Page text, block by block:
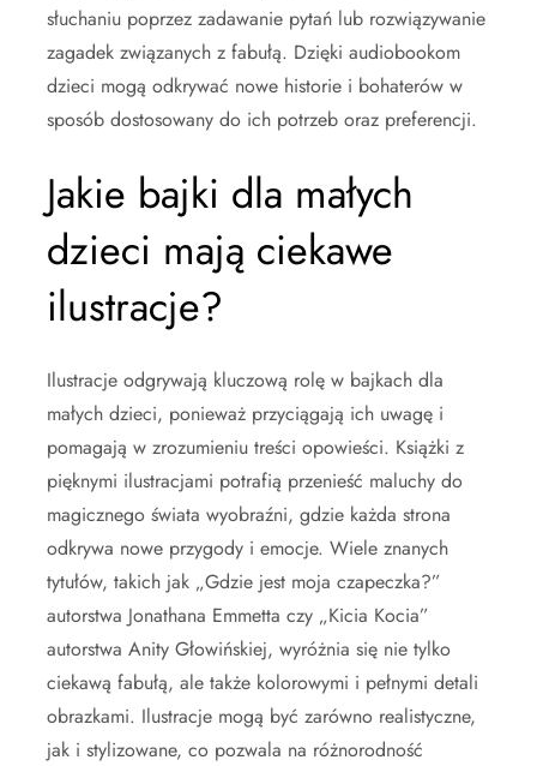
słuchaniu poprzez zadawanie pytań lub rozwiązywanie
zagadek związanych z fabułą. Dzięki audiobookom
dzieci mogą odkrywać nowe historie i bohaterów w
sposób dostosowany do ich potrzeb oraz preferencji.
Jakie bajki dla małych
dzieci mają ciekawe
ilustracje?
Ilustracje odgrywają kluczową rolę w bajkach dla
małych dzieci, ponieważ przyciągają ich uwagę i
pomagają w zrozumieniu treści opowieści. Książki z
pięknymi ilustracjami potrafią przenieść maluchy do
magicznego świata wyobraźni, gdzie każda strona
odkrywa nowe przygody i emocje. Wiele znanych
tytułów, takich jak „Gdzie jest moja czapeczka?”
autorstwa Jonathana Emmetta czy „Kicia Kocia”
autorstwa Anity Głowińskiej, wyróżnia się nie tylko
ciekawą fabułą, ale także kolorowymi i pełnymi detali
obrazkami. Ilustracje mogą być zarówno realistyczne,
jak i stylizowane, co pozwala na różnorodność